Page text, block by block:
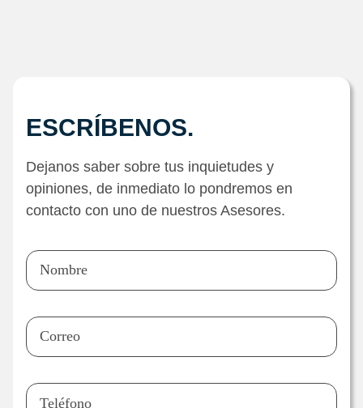
ESCRÍBENOS.
Dejanos saber sobre tus inquietudes y
opiniones, de inmediato lo pondremos en
contacto con uno de nuestros Asesores.